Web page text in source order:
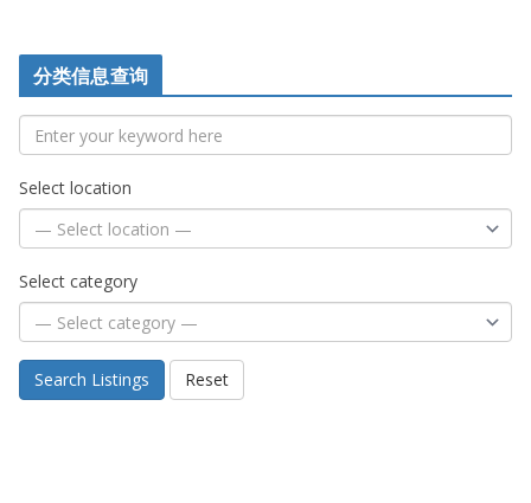
分类信息查询
Select location
Select category
Search Listings Reset